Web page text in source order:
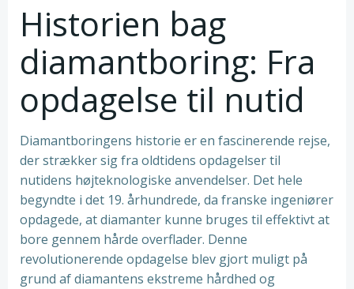
Historien bag
diamantboring: Fra
opdagelse til nutid
Diamantboringens historie er en fascinerende rejse,
der strækker sig fra oldtidens opdagelser til
nutidens højteknologiske anvendelser. Det hele
begyndte i det 19. århundrede, da franske ingeniører
opdagede, at diamanter kunne bruges til effektivt at
bore gennem hårde overflader. Denne
revolutionerende opdagelse blev gjort muligt på
grund af diamantens ekstreme hårdhed og